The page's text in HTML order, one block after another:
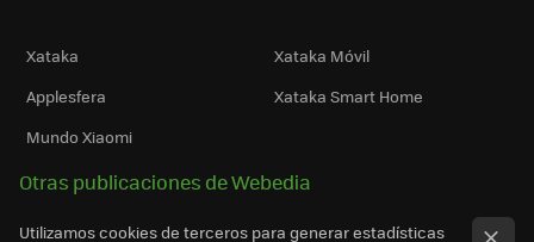
Xataka
Xataka Móvil
Applesfera
Xataka Smart Home
Mundo Xiaomi
Otras publicaciones de Webedia
Utilizamos cookies de terceros para generar estadísticas